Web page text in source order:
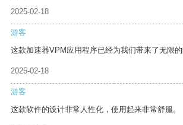
2025-02-18
游客
这款加速器VPM应用程序已经为我们带来了无限的
2025-02-18
游客
这款软件的设计非常人性化，使用起来非常舒服。